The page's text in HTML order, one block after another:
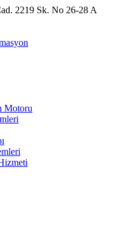
2219 Sk. No 26-28 A
Motoru